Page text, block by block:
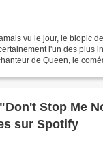
vu le jour, le biopic
l'un des plus
de Queen, le
Stop Me
sur Spotify